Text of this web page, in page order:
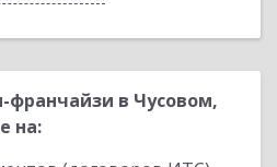
в Чусовом,
на: